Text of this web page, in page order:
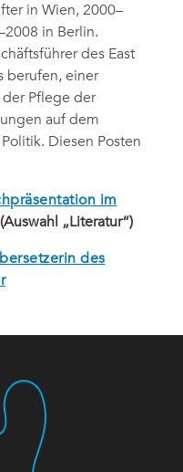
in Wien, 2000–
in Berlin.
des East
berufen, einer
Pflege der
auf dem
Diesen Posten
im
(Auswahl „Literatur“)
des